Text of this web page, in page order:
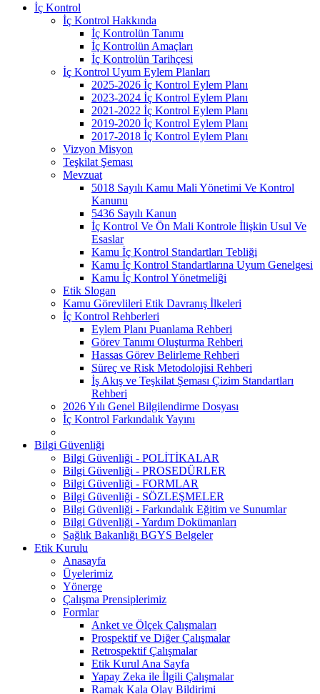
İç Kontrol
İç Kontrol Hakkında
İç Kontrolün Tanımı
İç Kontrolün Amaçları
İç Kontrolün Tarihçesi
İç Kontrol Uyum Eylem Planları
2025-2026 İç Kontrol Eylem Planı
2023-2024 İç Kontrol Eylem Planı
2021-2022 İç Kontrol Eylem Planı
2019-2020 İç Kontrol Eylem Planı
2017-2018 İç Kontrol Eylem Planı
Vizyon Misyon
Teşkilat Şeması
Mevzuat
5018 Sayılı Kamu Mali Yönetimi Ve Kontrol
Kanunu
5436 Sayılı Kanun
İç Kontrol Ve Ön Mali Kontrole İlişkin Usul Ve
Esaslar
Kamu İç Kontrol Standartları Tebliği
Kamu İç Kontrol Standartlarına Uyum Genelgesi
Kamu İç Kontrol Yönetmeliği
Etik Slogan
Kamu Görevlileri Etik Davranış İlkeleri
İç Kontrol Rehberleri
Eylem Planı Puanlama Rehberi
Görev Tanımı Oluşturma Rehberi
Hassas Görev Belirleme Rehberi
Süreç ve Risk Metodolojisi Rehberi
İş Akış ve Teşkilat Şeması Çizim Standartları
Rehberi
2026 Yılı Genel Bilgilendirme Dosyası
İç Kontrol Farkındalık Yayını
Bilgi Güvenliği
Bilgi Güvenliği - POLİTİKALAR
Bilgi Güvenliği - PROSEDÜRLER
Bilgi Güvenliği - FORMLAR
Bilgi Güvenliği - SÖZLEŞMELER
Bilgi Güvenliği - Farkındalık Eğitim ve Sunumlar
Bilgi Güvenliği - Yardım Dokümanları
Sağlık Bakanlığı BGYS Belgeler
Etik Kurulu
Anasayfa
Üyelerimiz
Yönerge
Çalışma Prensiplerimiz
Formlar
Anket ve Ölçek Çalışmaları
Prospektif ve Diğer Çalışmalar
Retrospektif Çalışmalar
Etik Kurul Ana Sayfa
Yapay Zeka ile İlgili Çalışmalar
Ramak Kala Olay Bildirimi